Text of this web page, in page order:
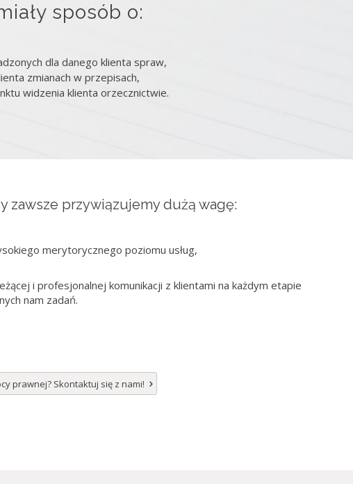
sposób o:
dla danego klienta spraw,
zmianach w przepisach,
widzenia klienta orzecznictwie.
zawsze przywiązujemy dużą wagę:
merytorycznego poziomu usług,
i profesjonalnej komunikacji z klientami na każdym etapie
nam zadań.
prawnej? Skontaktuj się z nami!